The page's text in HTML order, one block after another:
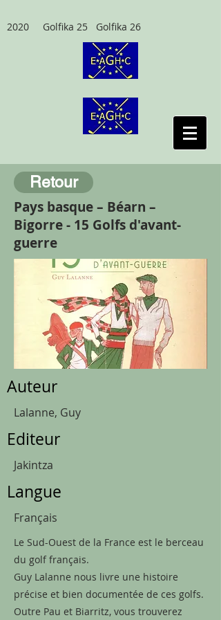
2020 Golfika 25 Golfika 26
Retour
Pays basque – Béarn –
Bigorre - 15 Golfs d'avant-
guerre
Auteur
Lalanne, Guy
Editeur
Jakintza
Langue
Français
Le Sud-Ouest de la France est le berceau
du golf français.
Guy Lalanne nous livre une histoire
précise et bien documentée de ces golfs.
Outre Pau et Biarritz, vous trouverez